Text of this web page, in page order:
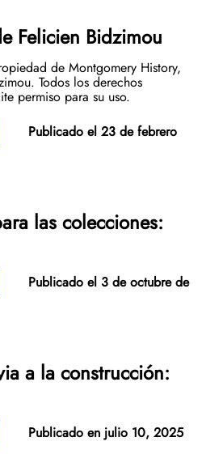
Felicien Bidzimou
de Montgomery History,
Todos los derechos
permiso para su uso.
Publicado el 23 de febrero
las colecciones:
Publicado el 3 de octubre de
a la construcción:
Publicado en julio 10, 2025